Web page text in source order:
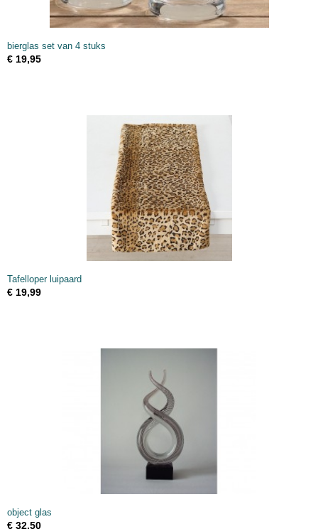
bierglas set van 4 stuks
€ 19,95
Tafelloper luipaard
€ 19,99
object glas
€ 32,50